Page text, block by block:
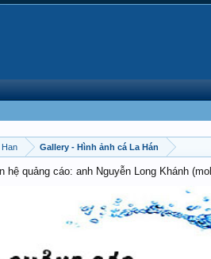
Han Gallery - Hình ảnh cá La Hán
hệ quảng cáo: anh Nguyễn Long Khánh